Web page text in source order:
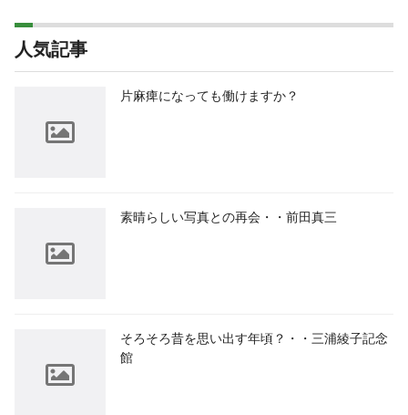
人気記事
片麻痺になっても働けますか？
素晴らしい写真との再会・・前田真三
そろそろ昔を思い出す年頃？・・三浦綾子記念
館